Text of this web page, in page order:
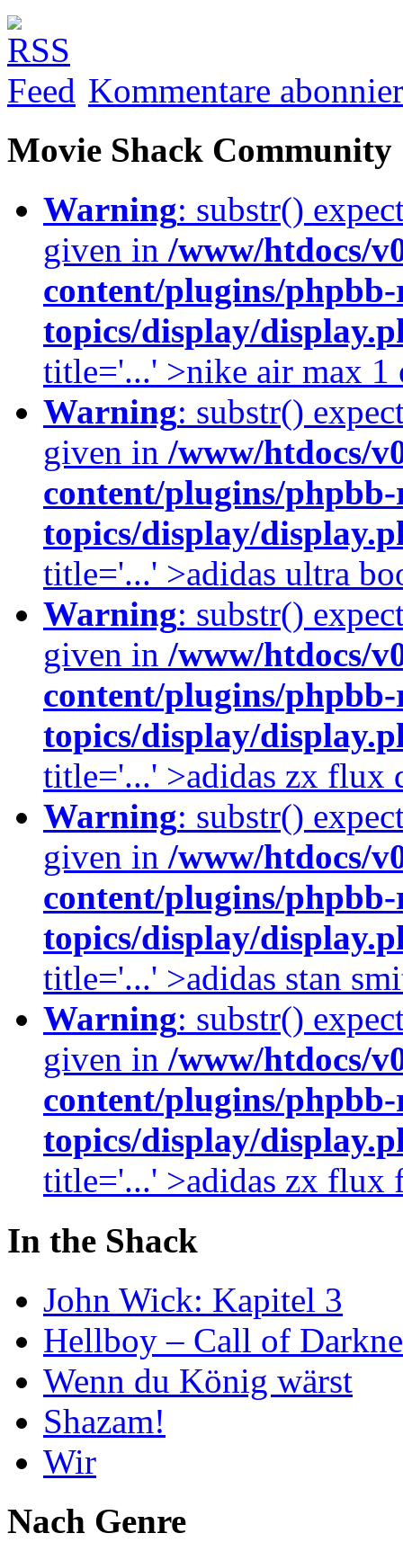
Kommentare
Movie Shack Community
Warning: substr()
given in /www/htdocs/
content/plugins/phpbb-
topics/display/
title='...' >nike air max 1
Warning: substr()
given in /www/htdocs/
content/plugins/phpbb-
topics/display/
title='...' >adidas ultra
Warning: substr()
given in /www/htdocs/
content/plugins/phpbb-
topics/display/
title='...' >adidas zx flux
Warning: substr()
given in /www/htdocs/
content/plugins/phpbb-
topics/display/
title='...' >adidas stan
Warning: substr()
given in /www/htdocs/
content/plugins/phpbb-
topics/display/
title='...' >adidas zx flux
In the Shack
John Wick: Kapitel 3
Hellboy – Call of
Wenn du König wärst
Shazam!
Wir
Nach Genre